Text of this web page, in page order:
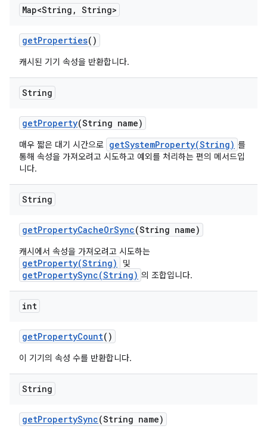
Map<String , String>
getProperties()
캐시된 기기 속성을 반환합니다.
String
getProperty(String name)
매우 짧은 대기 시간으로 getSystemProperty(String) 를
통해 속성을 가져오려고 시도하고 예외를 처리하는 편의 메서드입
니다.
String
getPropertyCacheOrSync(String name)
캐시에서 속성을 가져오려고 시도하는
getProperty(String) 및
getPropertySync(String) 의 조합입니다.
int
getPropertyCount()
이 기기의 속성 수를 반환합니다.
String
getPropertySync(String name)